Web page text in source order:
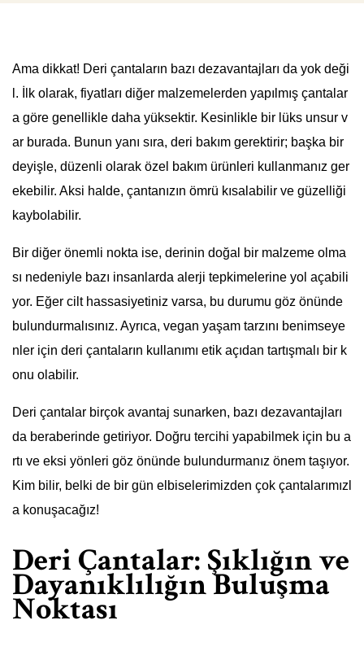
Ama dikkat! Deri çantaların bazı dezavantajları da yok deği
l. İlk olarak, fiyatları diğer malzemelerden yapılmış çantalar
a göre genellikle daha yüksektir. Kesinlikle bir lüks unsur v
ar burada. Bunun yanı sıra, deri bakım gerektirir; başka bir
deyişle, düzenli olarak özel bakım ürünleri kullanmanız ger
ekebilir. Aksi halde, çantanızın ömrü kısalabilir ve güzelliği
kaybolabilir.
Bir diğer önemli nokta ise, derinin doğal bir malzeme olma
sı nedeniyle bazı insanlarda alerji tepkimelerine yol açabili
yor. Eğer cilt hassasiyetiniz varsa, bu durumu göz önünde
bulundurmalısınız. Ayrıca, vegan yaşam tarzını benimseye
nler için deri çantaların kullanımı etik açıdan tartışmalı bir k
onu olabilir.
Deri çantalar birçok avantaj sunarken, bazı dezavantajları
da beraberinde getiriyor. Doğru tercihi yapabilmek için bu a
rtı ve eksi yönleri göz önünde bulundurmanız önem taşıyor.
Kim bilir, belki de bir gün elbiselerimizden çok çantalarımızl
a konuşacağız!
Deri Çantalar: Şıklığın ve
Dayanıklılığın Buluşma
Noktası